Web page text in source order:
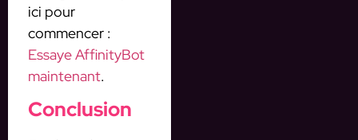
ici pour
commencer :
Essaye AffinityBot
maintenant.
Conclusion